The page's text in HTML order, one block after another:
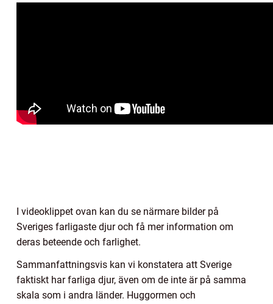
I videoklippet ovan kan du se närmare bilder på
Sveriges farligaste djur och få mer information om
deras beteende och farlighet.
Sammanfattningsvis kan vi konstatera att Sverige
faktiskt har farliga djur, även om de inte är på samma
skala som i andra länder. Huggormen och